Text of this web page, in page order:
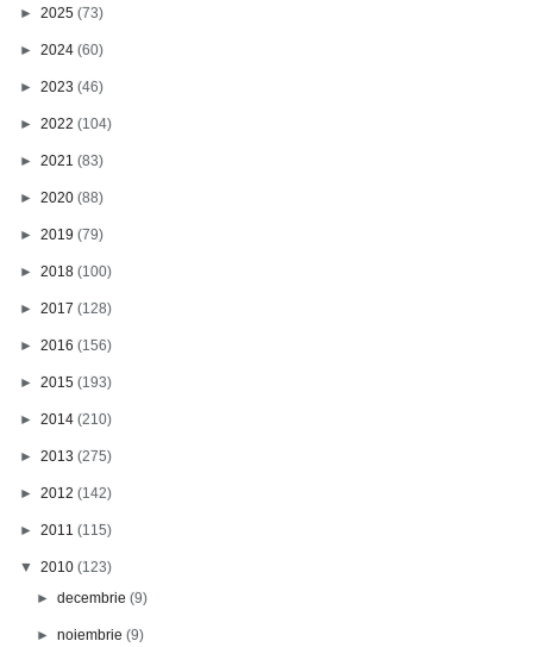
► 2025 (73)
► 2024 (60)
► 2023 (46)
► 2022 (104)
► 2021 (83)
► 2020 (88)
► 2019 (79)
► 2018 (100)
► 2017 (128)
► 2016 (156)
► 2015 (193)
► 2014 (210)
► 2013 (275)
► 2012 (142)
► 2011 (115)
▼ 2010 (123)
►decembrie(9)
►noiembrie(9)